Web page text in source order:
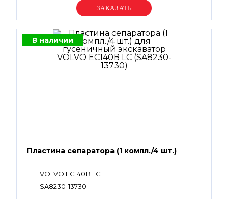
Уточняйте цену
В наличии
Пластина сепаратора (1 компл./4 шт.)
VOLVO EC140B LC
SA8230-13730